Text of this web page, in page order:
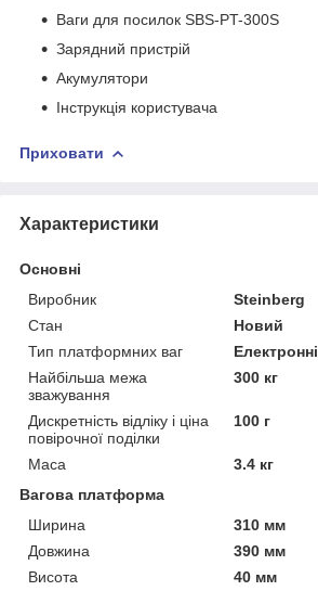
Ваги для посилок SBS-PT-300S
Зарядний пристрій
Акумулятори
Інструкція користувача
Приховати
Характеристики
Основні
Виробник
Steinberg
Стан
Новий
Тип платформних ваг
Електронні
Найбільша межа
зважування
300 кг
Дискретність відліку і ціна
повірочної поділки
100 г
Маса
3.4 кг
Вагова платформа
Ширина
310 мм
Довжина
390 мм
Висота
40 мм